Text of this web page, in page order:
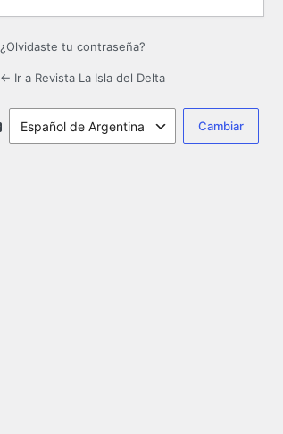
¿Olvidaste tu contraseña?
← Ir a Revista La Isla del Delta
Idioma